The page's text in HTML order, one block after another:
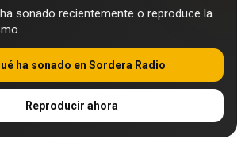
sonado recientemente o reproduce la
ha sonado en Sordera Radio
Reproducir ahora